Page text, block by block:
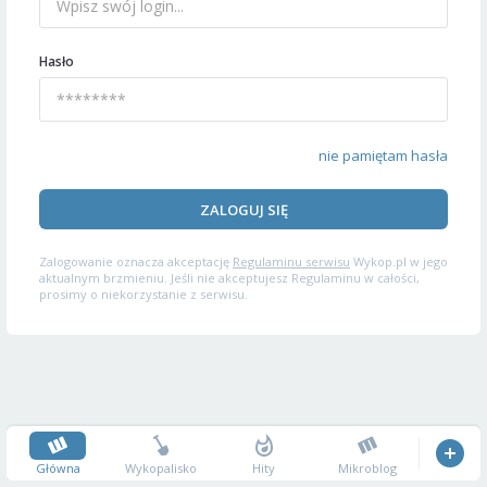
Hasło
nie pamiętam hasła
ZALOGUJ SIĘ
Zalogowanie oznacza akceptację Regulaminu serwisu Wykop.pl w jego
aktualnym brzmieniu. Jeśli nie akceptujesz Regulaminu w całości,
prosimy o niekorzystanie z serwisu.
Główna Wykopalisko Hity Mikroblog